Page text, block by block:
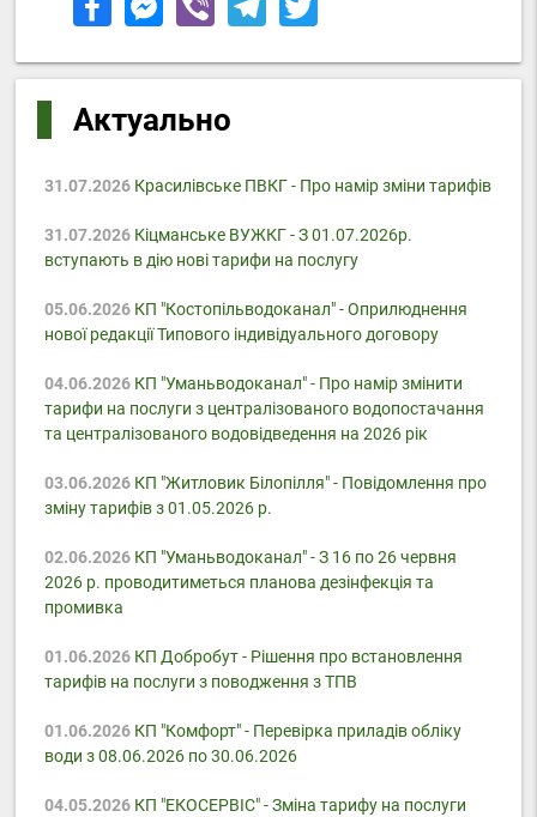
Актуально
31.07.2026Красилівське ПВКГ - Про намір зміни тарифів
31.07.2026Кіцманське ВУЖКГ - З 01.07.2026р.
вступають в дію нові тарифи на послугу
05.06.2026КП "Костопільводоканал" - Оприлюднення
нової редакції Типового індивідуального договору
04.06.2026КП "Уманьводоканал" - Про намір змінити
тарифи на послуги з централізованого водопостачання
та централізованого водовідведення на 2026 рік
03.06.2026КП "Житловик Білопілля" - Повідомлення про
зміну тарифів з 01.05.2026 р.
02.06.2026КП "Уманьводоканал" - З 16 по 26 червня
2026 р. проводитиметься планова дезінфекція та
промивка
01.06.2026КП Добробут - Pішення про встановлення
тарифів на послуги з поводження з ТПВ
01.06.2026КП "Комфорт" - Перевірка приладів обліку
води з 08.06.2026 по 30.06.2026
04.05.2026КП "ЕКОСЕРВІС" - Зміна тарифу на послуги